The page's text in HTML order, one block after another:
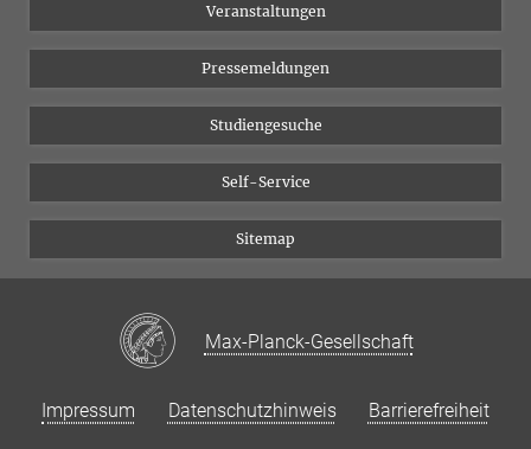
YouTube
Veranstaltungen
Pressemeldungen
Studiengesuche
Self-Service
Sitemap
Max-Planck-Gesellschaft
Impressum Datenschutzhinweis Barrierefreiheit